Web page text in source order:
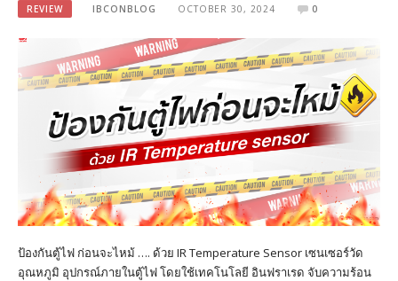
REVIEW IBCONBLOG OCTOBER 30, 2024 0
ป้องกันตู้ไฟ ก่อนจะไหม้ …. ด้วย IR Temperature Sensor เซนเซอร์วัด
อุณหภูมิ อุปกรณ์ภายในตู้ไฟ โดยใช้เทคโนโลยี อินฟราเรด จับความร้อน